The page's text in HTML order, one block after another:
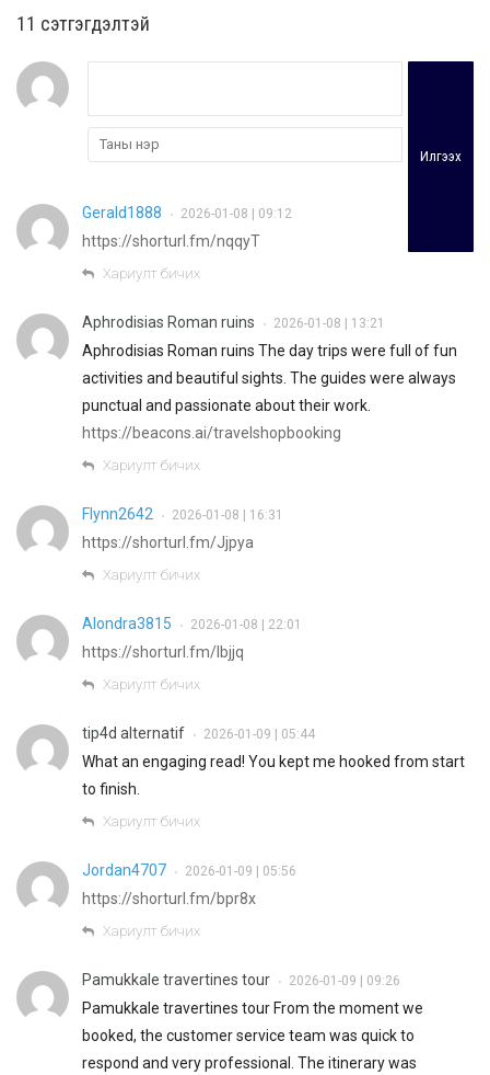
11 cэтгэгдэлтэй
Илгээх
Gerald1888 • 2026-01-08 | 09:12
https://shorturl.fm/nqqyT
Хариулт бичих
Aphrodisias Roman ruins • 2026-01-08 | 13:21
Aphrodisias Roman ruins The day trips were full of fun
activities and beautiful sights. The guides were always
punctual and passionate about their work.
https://beacons.ai/travelshopbooking
Хариулт бичих
Flynn2642 • 2026-01-08 | 16:31
https://shorturl.fm/Jjpya
Хариулт бичих
Alondra3815 • 2026-01-08 | 22:01
https://shorturl.fm/Ibjjq
Хариулт бичих
tip4d alternatif • 2026-01-09 | 05:44
What an engaging read! You kept me hooked from start
to finish.
Хариулт бичих
Jordan4707 • 2026-01-09 | 05:56
https://shorturl.fm/bpr8x
Хариулт бичих
Pamukkale travertines tour • 2026-01-09 | 09:26
Pamukkale travertines tour From the moment we
booked, the customer service team was quick to
respond and very professional. The itinerary was